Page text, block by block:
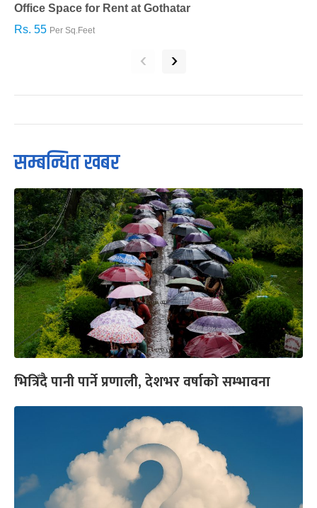
Office Space for Rent at Gothatar
Rs. 55 Per Sq.Feet
‹ ›
सम्बन्धित खबर
भित्रिँदै पानी पार्ने प्रणाली, देशभर वर्षाको सम्भावना